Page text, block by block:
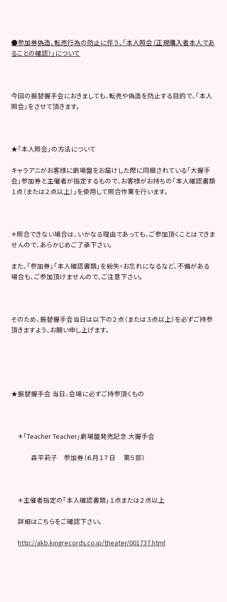
●参加券偽造、転売行為の防止に伴う、「本人照会（正規購入者本人であ
ることの確認）」について
今回の振替握手会におきましても、転売や偽造を防止する目的で、「本人
照会」をさせて頂きます。
★「本人照会」の方法について
キャラアニがお客様に劇場盤をお届けした際に同梱されている「大握手
会」参加券と主催者が指定するもので、お客様がお持ちの「本人確認書類
１点（または２点以上）」を使用して照合作業を行います。
＊照合できない場合は、いかなる理由であっても、ご参加頂くことはできま
せんので、あらかじめご了承下さい。
また、「参加券」「本人確認書類」を紛失・お忘れになるなど、不備がある
場合も、ご参加頂けませんので、ご注意下さい。
そのため、振替握手会当日は以下の２点（または３点以上）を必ずご持参
頂きますよう、お願い申し上げます。
★振替握手会 当日、会場に必ずご持参頂くもの
＊「Teacher Teacher」劇場盤発売記念 大握手会
森平莉子 参加券（６月１７日 第５部）
＊主催者指定の「本人確認書類」１点または２点以上
詳細はこちらをご確認下さい。
http://akb.kingrecords.co.jp/theater/001737.html